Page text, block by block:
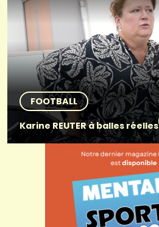
FOOTBALL
Karine REUTER à balles réelles